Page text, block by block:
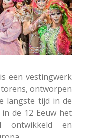
is een vestingwerk
torens, ontworpen
langste tijd in de
de 12 Eeuw het
ontwikkeld en